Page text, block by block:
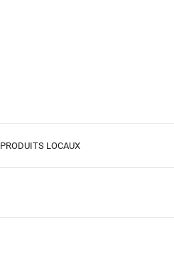
PRODUITS LOCAUX